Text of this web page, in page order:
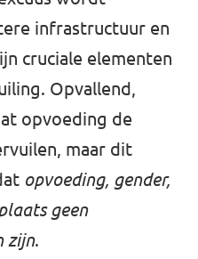
infrastructuur en
cruciale elementen
Opvallend,
opvoeding de
maar dit
opvoeding, gender,
geen
zijn.